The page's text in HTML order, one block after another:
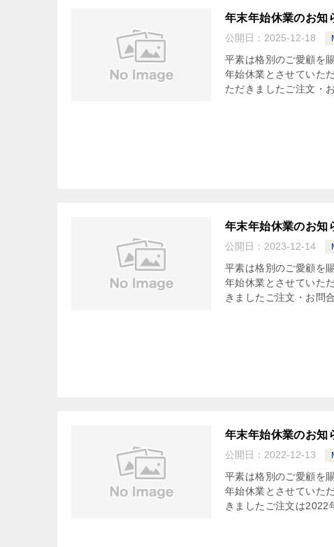
年末年始休業のお知
公開日： 2025-12-18
平素は格別のご愛顧を
年始休業とさせていた
ただきましたご注文・
年末年始休業のお知
公開日： 2023-12-14
平素は格別のご愛顧を
年始休業とさせていた
きましたご注文・お問
年末年始休業のお知
公開日： 2022-12-13
平素は格別のご愛顧を
年始休業とさせていた
きましたご注文は